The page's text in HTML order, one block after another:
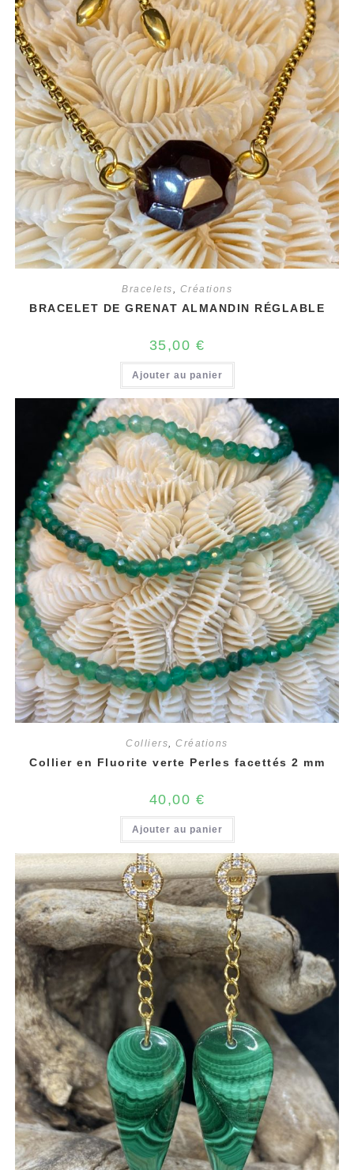
Bracelets, Créations
BRACELET DE GRENAT ALMANDIN RÉGLABLE
35,00 €
Ajouter au panier
Colliers,Créations
Collier en Fluorite verte Perles facettés 2 mm
40,00 €
Ajouter au panier